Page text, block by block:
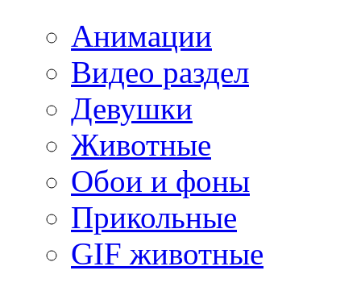
Анимации
Видео раздел
Девушки
Животные
Обои и фоны
Прикольные
GIF животные